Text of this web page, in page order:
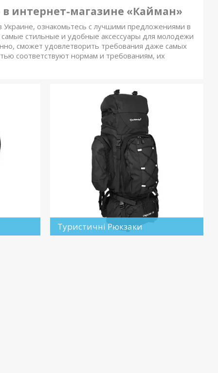
интернет-магазине «Кайман»
ознакомьтесь с лучшими предложениями в
стильные и удобные аксессуары для молодежи
сможет удовлетворить требования даже самых
соответствуют нормам и требованиям, их
Туристичні Рюкзаки